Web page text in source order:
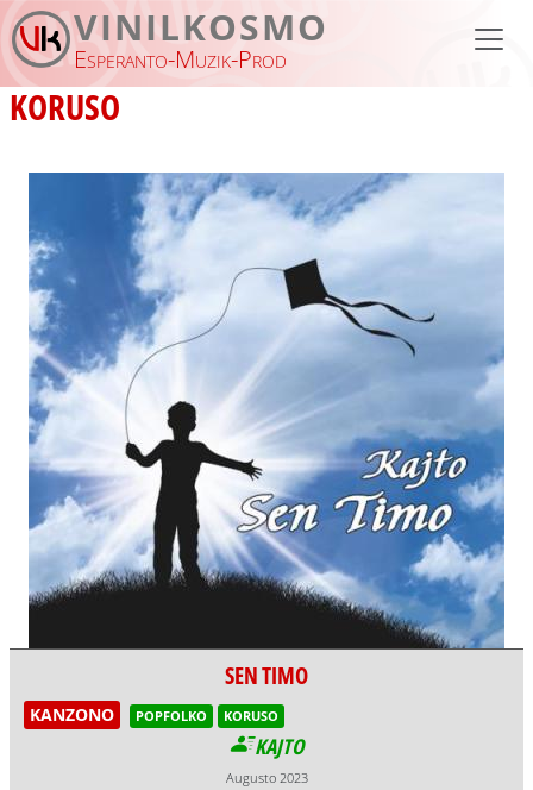
Skip to main content
VINILKOSMO
Esperanto-Muzik-Prod
KORUSO
SEN TIMO
KANZONO POPFOLKO KORUSO
KAJTO
Augusto 2023